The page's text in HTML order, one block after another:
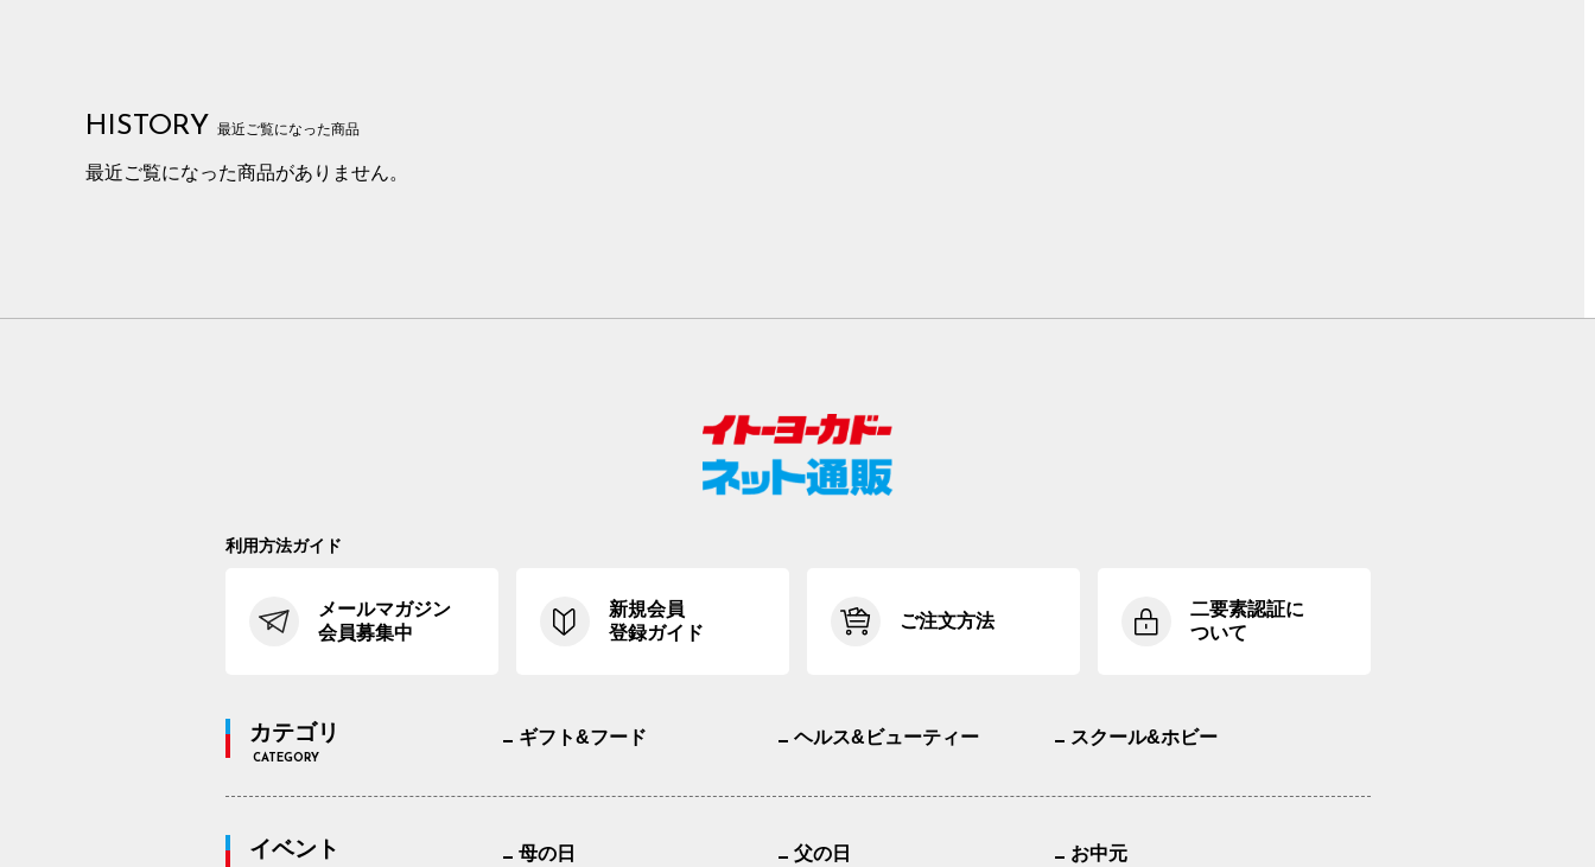
HISTORY 最近ご覧になった商品
最近ご覧になった商品がありません。
利用方法ガイド
メールマガジン
会員募集中
新規会員
登録ガイド
ご注文方法
二要素認証に
ついて
カテゴリ
CATEGORY
ギフト&フード ヘルス&ビューティー スクール&ホビー
イベント 母の日 父の日 お中元